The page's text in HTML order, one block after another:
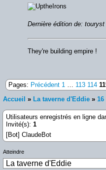
Dernière édition de:
They're building empire !
Pages: Précédent 1 113 114
Accueil » La taverne d'Eddie »
Utilisateurs enregistrés en ligne
Invité(s): 1
[Bot] ClaudeBot
Atteindre